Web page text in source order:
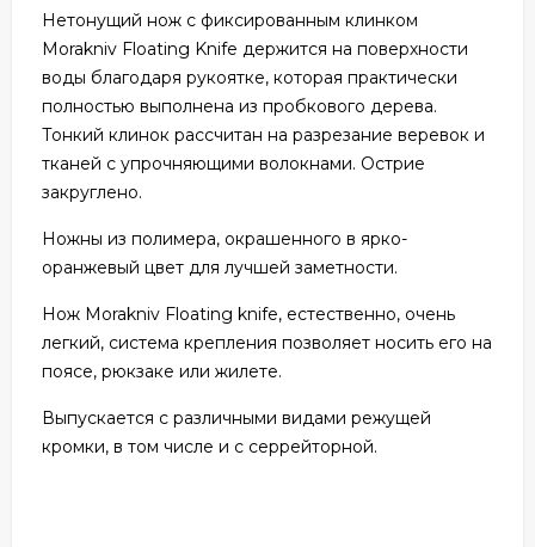
Нетонущий нож с фиксированным клинком
Morakniv Floating Knife держится на поверхности
воды благодаря рукоятке, которая практически
полностью выполнена из пробкового дерева.
Тонкий клинок рассчитан на разрезание веревок и
тканей с упрочняющими волокнами. Острие
закруглено.
Ножны из полимера, окрашенного в ярко-
оранжевый цвет для лучшей заметности.
Нож Morakniv Floating knife, естественно, очень
легкий, система крепления позволяет носить его на
поясе, рюкзаке или жилете.
Выпускается с различными видами режущей
кромки, в том числе и с серрейторной.